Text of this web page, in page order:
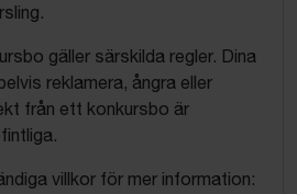
gäller särskilda regler. Dina
reklamera, ångra eller
från ett konkursbo är
villkor för mer information: